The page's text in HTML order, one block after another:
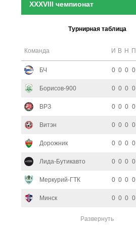
Турнирная таблица
Команда И В Н П
БЧ 0 0 0 0
Борисов-900 0 0 0 0
ВРЗ 0 0 0 0
Витэн 0 0 0 0
Дорожник 0 0 0 0
Лида-Бутикавто 0 0 0 0
Меркурий-ГТК 0 0 0 0
Минск 0 0 0 0
Развернуть